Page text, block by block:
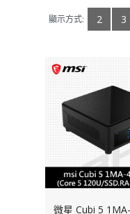
顯示方式: 2 3